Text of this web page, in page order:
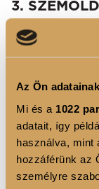
Az Ön
Mi és a 1022
adatait, így
használva, mint
hozzáférünk az
személyre
3.
Ha nincs időd a
a tömegből,
keretet ad az
Lépések: